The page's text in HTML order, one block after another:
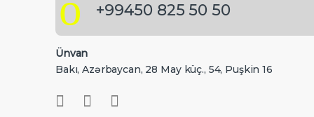
+99450 825 50 50
Ünvan
Bakı, Azərbaycan, 28 May küç., 54, Puşkin 16